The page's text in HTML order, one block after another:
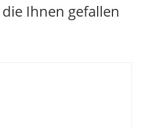
Ihnen gefallen